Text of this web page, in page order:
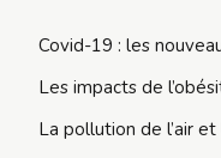
Covid-19 : les
Les impacts de
La pollution de l’air